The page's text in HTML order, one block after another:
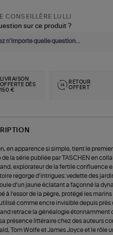
CONSEILLÈRE LULLI
sur ce produit ?
LIVRAISON
OFFERTE DÈS
150 €
RETOUR
OFFERT
en apparence si simple, tient le
de la série publiée par TASCHEN en
explorateur de la fertile confluence
regorge d’intrigues: vedette des
d’un jaune éclatant a façonné la
à l’essor de la pègre, protégé les
comme encre invisible depuis près
retrace la généalogie étonnamment
présence littéraire chez des auteurs
Tom Wolfe et James Joyce et le rôle